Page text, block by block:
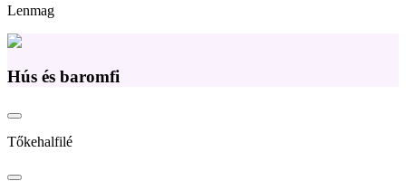
Lenmag
Hús és baromfi
Tőkehalfilé